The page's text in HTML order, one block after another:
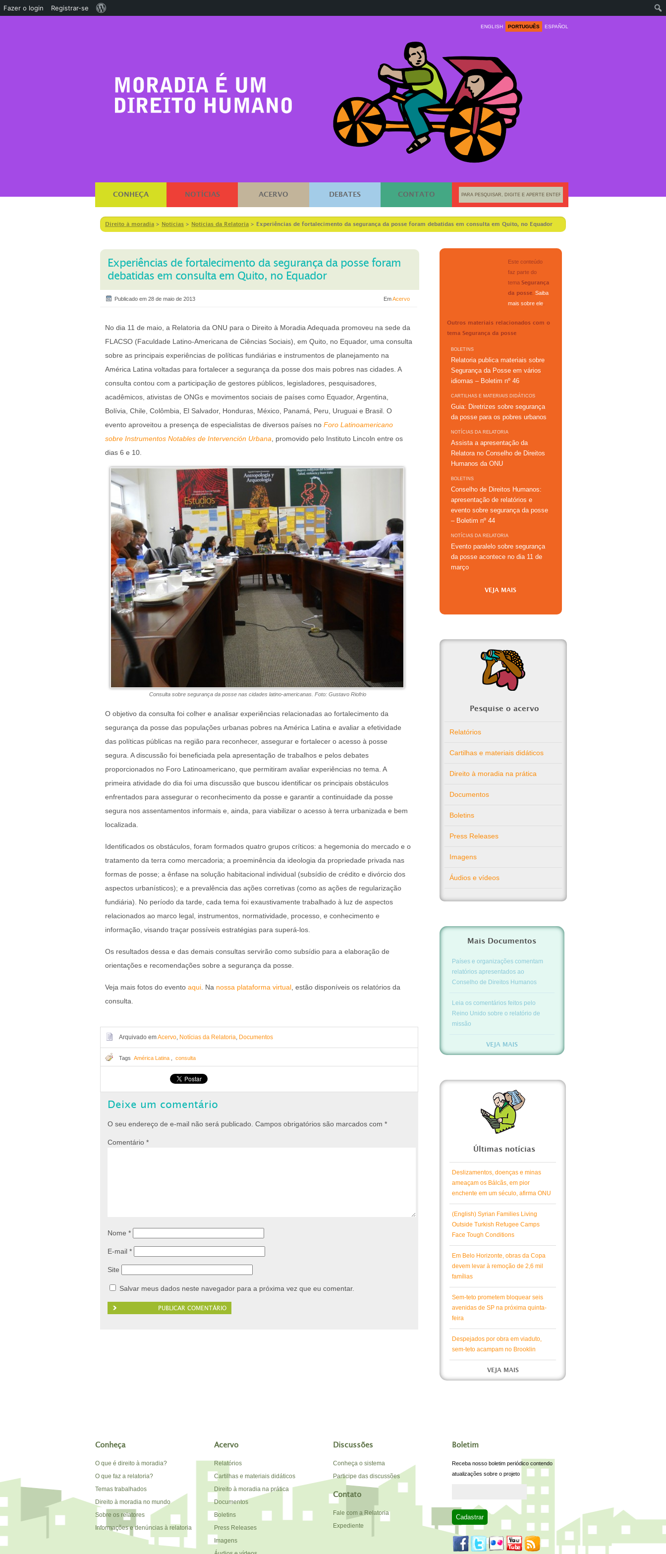
ENGLISH PORTUGUÊS ESPAÑOL
CONHEÇA NOTÍCIAS ACERVO DEBATES CONTATO
Direito à moradia > Notícias > Notícias da Relatoria > Experiências de fortalecimento da segurança da posse foram debatidas em consulta em Quito, no Equador
Experiências de fortalecimento da segurança da posse foram
debatidas em consulta em Quito, no Equador
Publicado em 28 de maio de 2013 EmAcervo
No dia 11 de maio, a Relatoria da ONU para o Direito à Moradia Adequada promoveu na sede da
FLACSO (Faculdade Latino-Americana de Ciências Sociais), em Quito, no Equador, uma consulta
sobre as principais experiências de políticas fundiárias e instrumentos de planejamento na
América Latina voltadas para fortalecer a segurança da posse dos mais pobres nas cidades. A
consulta contou com a participação de gestores públicos, legisladores, pesquisadores,
acadêmicos, ativistas de ONGs e movimentos sociais de países como Equador, Argentina,
Bolívia, Chile, Colômbia, El Salvador, Honduras, México, Panamá, Peru, Uruguai e Brasil. O
evento aproveitou a presença de especialistas de diversos países no Foro Latinoamericano
sobre Instrumentos Notables de Intervención Urbana , promovido pelo Instituto Lincoln entre os
dias 6 e 10.
Consulta sobre segurança da posse nas cidades latino-americanas. Foto: Gustavo Riofrio
O objetivo da consulta foi colher e analisar experiências relacionadas ao fortalecimento da
segurança da posse das populações urbanas pobres na América Latina e avaliar a efetividade
das políticas públicas na região para reconhecer, assegurar e fortalecer o acesso à posse
segura. A discussão foi beneficiada pela apresentação de trabalhos e pelos debates
proporcionados no Foro Latinoamericano, que permitiram avaliar experiências no tema. A
primeira atividade do dia foi uma discussão que buscou identificar os principais obstáculos
enfrentados para assegurar o reconhecimento da posse e garantir a continuidade da posse
segura nos assentamentos informais e, ainda, para viabilizar o acesso à terra urbanizada e bem
localizada.
Identificados os obstáculos, foram formados quatro grupos críticos: a hegemonia do mercado e o
tratamento da terra como mercadoria; a proeminência da ideologia da propriedade privada nas
formas de posse; a ênfase na solução habitacional individual (subsídio de crédito e divórcio dos
aspectos urbanísticos); e a prevalência das ações corretivas (como as ações de regularização
fundiária). No período da tarde, cada tema foi exaustivamente trabalhado à luz de aspectos
relacionados ao marco legal, instrumentos, normatividade, processo, e conhecimento e
informação, visando traçar possíveis estratégias para superá-los.
Os resultados dessa e das demais consultas servirão como subsídio para a elaboração de
orientações e recomendações sobre a segurança da posse.
Veja mais fotos do evento aqui . Na nossa plataforma virtual , estão disponíveis os relatórios da
consulta.
Arquivado emAcervo, Notícias da Relatoria, Documentos
Tags América Latina consulta
Deixe um comentário
O seu endereço de e-mail não será publicado. Campos obrigatórios são marcados com *
Comentário *
Nome *
E-mail *
Site
Salvar meus dados neste navegador para a próxima vez que eu comentar.
Este conteúdo
faz parte do
tema Segurança
da posse Saiba
mais sobre ele
Outros materiais relacionados com o
tema Segurança da posse
BOLETINS
Relatoria publica materiais sobre
Segurança da Posse em vários
idiomas – Boletim nº 46
CARTILHAS E MATERIAIS DIDÁTICOS
Guia: Diretrizes sobre segurança
da posse para os pobres urbanos
NOTÍCIAS DA RELATORIA
Assista a apresentação da
Relatora no Conselho de Direitos
Humanos da ONU
BOLETINS
Conselho de Direitos Humanos:
apresentação de relatórios e
evento sobre segurança da posse
– Boletim nº 44
NOTÍCIAS DA RELATORIA
Evento paralelo sobre segurança
da posse acontece no dia 11 de
março
VEJA MAIS
Pesquise o acervo
Relatórios
Cartilhas e materiais didáticos
Direito à moradia na prática
Documentos
Boletins
Press Releases
Imagens
Áudios e vídeos
Mais Documentos
Países e organizações comentam
relatórios apresentados ao
Conselho de Direitos Humanos
Leia os comentários feitos pelo
Reino Unido sobre o relatório de
missão
VEJA MAIS
Últimas notícias
Deslizamentos, doenças e minas
ameaçam os Bálcãs, em pior
enchente em um século, afirma ONU
(English) Syrian Families Living
Outside Turkish Refugee Camps
Face Tough Conditions
Em Belo Horizonte, obras da Copa
devem levar à remoção de 2,6 mil
famílias
Sem-teto prometem bloquear seis
avenidas de SP na próxima quinta-
feira
Despejados por obra em viaduto,
sem-teto acampam no Brooklin
VEJA MAIS
Conheça
O que é direito à moradia?
O que faz a relatoria?
Temas trabalhados
Direito à moradia no mundo
Sobre os relatores
Informações e denúncias à relatoria
Acervo
Relatórios
Cartilhas e materiais didáticos
Direito à moradia na prática
Documentos
Boletins
Press Releases
Imagens
Discussões
Conheça o sistema
Participe das discussões
Contato
Fale com a Relatoria
Expediente
Boletim
Receba nosso boletim periódico contendo
atualizações sobre o projeto
Fazer o login Registrar-se